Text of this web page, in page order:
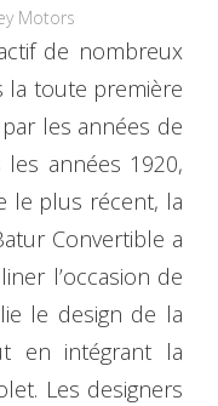
Motors
de nombreux
la toute première
les années de
années 1920,
le plus récent, la
Convertible a
l’occasion de
le design de la
en intégrant la
Les designers